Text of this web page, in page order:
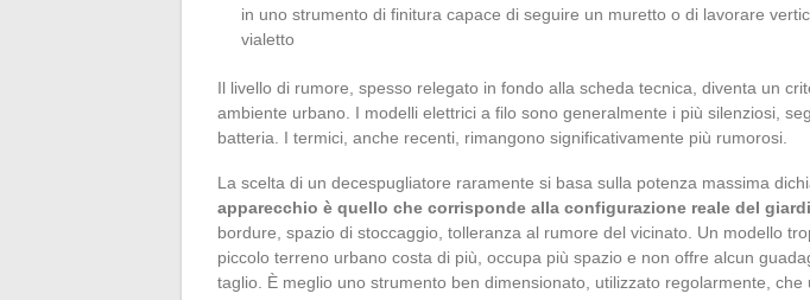
in uno strumento di finitura capace di seguire un muretto o di lavorare
vialetto
Il livello di rumore, spesso relegato in fondo alla scheda tecnica, diventa un
ambiente urbano. I modelli elettrici a filo sono generalmente i più silenziosi,
batteria. I termici, anche recenti, rimangono significativamente più rumorosi.
La scelta di un decespugliatore raramente si basa sulla potenza massima
apparecchio è quello che corrisponde alla configurazione reale del
bordure, spazio di stoccaggio, tolleranza al rumore del vicinato. Un modello
piccolo terreno urbano costa di più, occupa più spazio e non offre alcun
taglio. È meglio uno strumento ben dimensionato, utilizzato regolarmente, che